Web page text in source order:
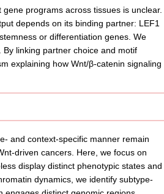
programs across tissues is unclear.
depends on its binding partner: LEF1
or differentiation genes. We
linking partner choice and motif
explaining how Wnt/β-catenin signaling
and context-specific manner remain
driven cancers. Here, we focus on
display distinct phenotypic states and
dynamics, we identify subtype-